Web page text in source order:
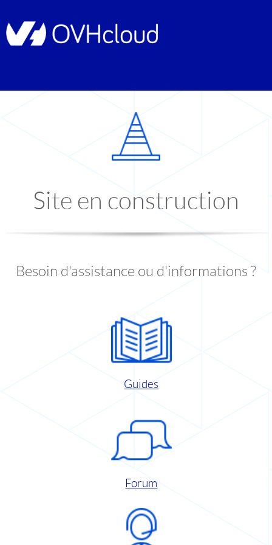
Site en construction
Besoin d'assistance ou d'informations ?
Guides
Forum